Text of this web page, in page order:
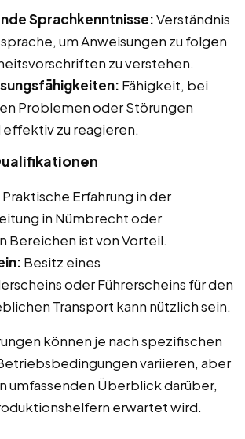
Sprachkenntnisse:Verständnis
um Anweisungen zu folgen
zu verstehen.
Fähigkeit, bei
Problemen oder Störungen
effektiv zu reagieren.
Praktische Erfahrung in der
in Nümbrecht oder
Bereichen ist von Vorteil.
Besitz eines
oder Führerscheins für den
Transport kann nützlich sein.
können je nach spezifischen
variieren, aber
umfassenden Überblick darüber,
erwartet wird.